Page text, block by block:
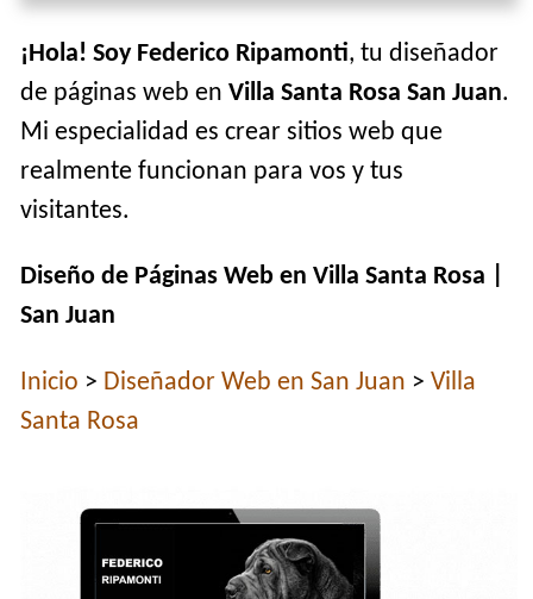
¡Hola! Soy Federico Ripamonti, tu diseñador
de páginas web enVilla Santa Rosa San Juan.
Mi especialidad es crear sitios web que
realmente funcionan para vos y tus
visitantes.
Diseño de Páginas Web en Villa Santa Rosa |
San Juan
Inicio > Diseñador Web en San Juan >Villa
Santa Rosa